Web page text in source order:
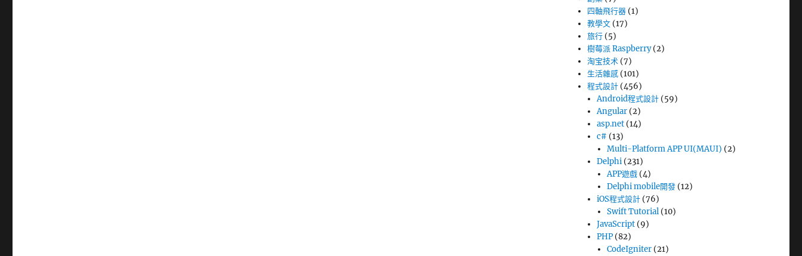
四軸飛行器 (1)
教學文 (17)
旅行 (5)
樹莓派 Raspberry(2)
淘宝技术 (7)
生活雜感 (101)
程式設計 (456)
Android程式設計 (59)
Angular (2)
asp.net (14)
c# (13)
Multi-Platform APP UI(MAUI) (2)
Delphi (231)
APP遊戲(4)
Delphi mobile開發(12)
iOS程式設計 (76)
Swift Tutorial(10)
JavaScript (9)
PHP (82)
CodeIgniter(21)